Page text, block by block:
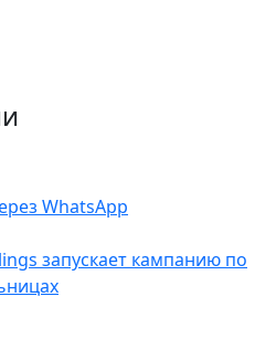
WhatsApp
запускает кампанию по